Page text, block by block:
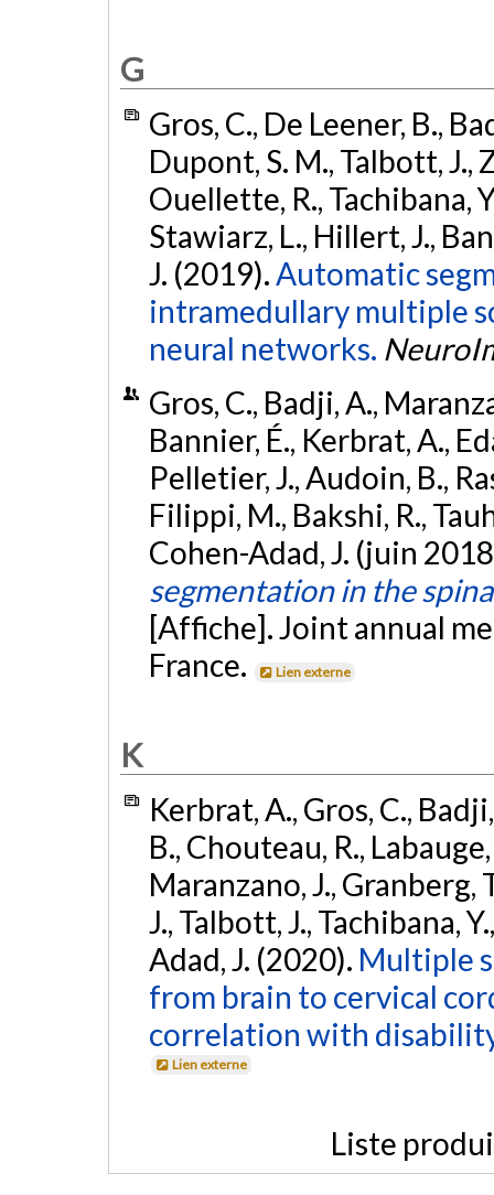
G
Gros, C., De Leener, B.,
Dupont, S. M., Talbott, J.,
Ouellette, R., Tachibana,
Stawiarz, L., Hillert, J.,
J. (2019).Automatic
intramedullary multiple
neural networks.
Gros, C., Badji, A.,
Bannier, É., Kerbrat, A.,
Pelletier, J., Audoin, B.,
Filippi, M., Bakshi, R.,
Cohen-Adad, J. (juin
segmentation in the
[Affiche]. Joint annual
France.
Lien externe
K
Kerbrat, A., Gros, C.,
B., Chouteau, R.,
Maranzano, J., Granberg,
J., Talbott, J., Tachibana,
Adad, J. (2020). Multiple
from brain to cervical
correlation with
Lien externe
Liste